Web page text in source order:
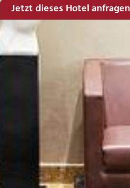
Jetzt dieses Hotel anfragen